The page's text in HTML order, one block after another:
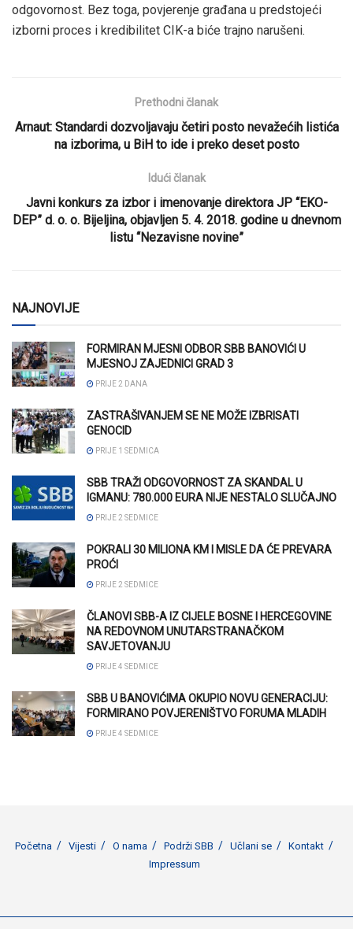
odgovornost. Bez toga, povjerenje građana u predstojeći
izborni proces i kredibilitet CIK-a biće trajno narušeni.
Prethodni članak
Arnaut: Standardi dozvoljavaju četiri posto nevažećih listića
na izborima, u BiH to ide i preko deset posto
Idući članak
Javni konkurs za izbor i imenovanje direktora JP “EKO-
DEP” d. o. o. Bijeljina, objavljen 5. 4. 2018. godine u dnevnom
listu “Nezavisne novine”
NAJNOVIJE
FORMIRAN MJESNI ODBOR SBB BANOVIĆI U
MJESNOJ ZAJEDNICI GRAD 3
PRIJE 2 DANA
ZASTRAŠIVANJEM SE NE MOŽE IZBRISATI
GENOCID
PRIJE 1 SEDMICA
SBB TRAŽI ODGOVORNOST ZA SKANDAL U
IGMANU: 780.000 EURA NIJE NESTALO SLUČAJNO
PRIJE 2 SEDMICE
POKRALI 30 MILIONA KM I MISLE DA ĆE PREVARA
PROĆI
PRIJE 2 SEDMICE
ČLANOVI SBB-A IZ CIJELE BOSNE I HERCEGOVINE
NA REDOVNOM UNUTARSTRANAČKOM
SAVJETOVANJU
PRIJE 4 SEDMICE
SBB U BANOVIĆIMA OKUPIO NOVU GENERACIJU:
FORMIRANO POVJERENIŠTVO FORUMA MLADIH
PRIJE 4 SEDMICE
Početna Vijesti O nama Podrži SBB Učlani se
Kontakt
Impressum